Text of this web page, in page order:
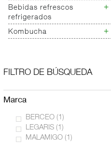
Zumos refrigerados
Zumos refrigerados
frutas
Bebidas refrescos
refrigerados
+
Bebidas refrescos
Kombucha +
FILTRO DE BÚSQUEDA
marca
BERCEO (1)
LEGARIS (1)
MALAMIGO (1)